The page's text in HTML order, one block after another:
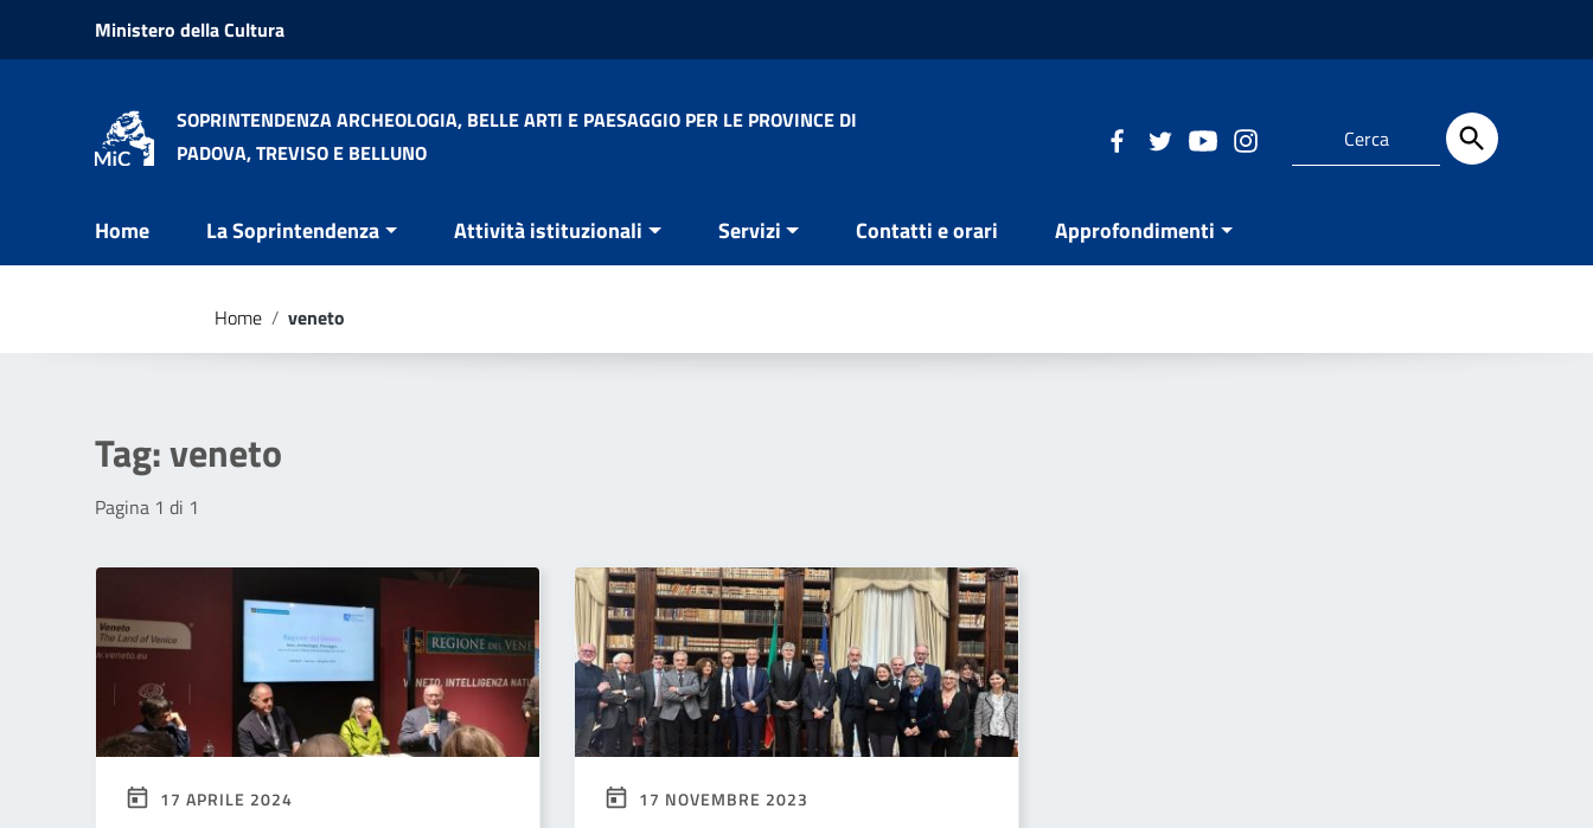
Vai ai contenuti
Vai al menu di navigazione
Ministero della Cultura
SOPRINTENDENZA ARCHEOLOGIA, BELLE ARTI E PAESAGGIO PER LE PROVINCE DI
PADOVA, TREVISO E BELLUNO
Home La Soprintendenza Attività istituzionali Servizi Contatti e orari Approfondimenti
Home / veneto
Tag:veneto
Pagina 1 di 1
17 APRILE 2024 17 NOVEMBRE 2023